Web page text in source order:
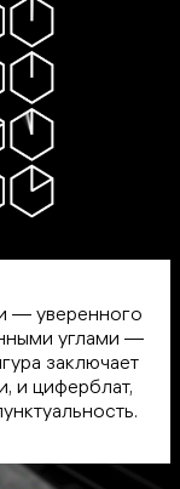
— уверенного
углами —
заключает
и циферблат,